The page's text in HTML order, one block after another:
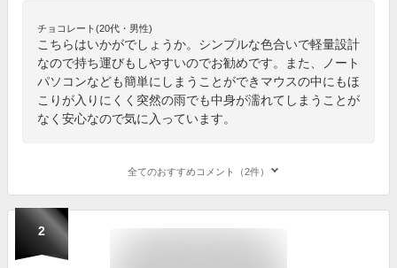
チョコレート(20代・男性)
こちらはいかがでしょうか。シンプルな色合いで軽量設計
なので持ち運びもしやすいのでお勧めです。また、ノート
パソコンなども簡単にしまうことができマウスの中にもほ
こりが入りにくく突然の雨でも中身が濡れてしまうことが
なく安心なので気に入っています。
全てのおすすめコメント（2件）
2